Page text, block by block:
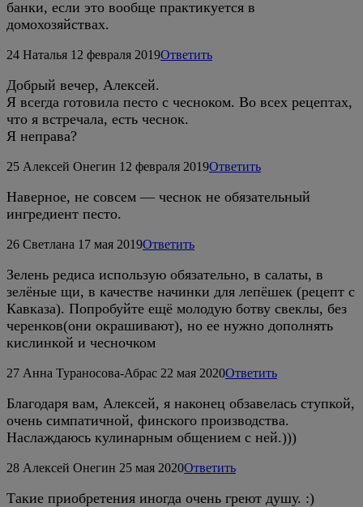
банки, если это вообще практикуется в
домохозяйствах.
24 Наталья 12 февраля 2019Ответить
Добрый вечер, Алексей.
Я всегда готовила песто с чесноком. Во всех рецептах,
что я встречала, есть чеснок.
Я неправа?
25 Алексей Онегин 12 февраля 2019Ответить
Наверное, не совсем — чеснок не обязательный
ингредиент песто.
26 Светлана 17 мая 2019Ответить
Зелень редиса использую обязательно, в салаты, в
зелёные щи, в качестве начинки для лепёшек (рецепт с
Кавказа). Попробуйте ещё молодую ботву свеклы, без
черенков(они окрашивают), но ее нужно дополнять
кислинкой и чесночком
27 Анна Тураносова-Абрас 22 мая 2020Ответить
Благодаря вам, Алексей, я наконец обзавелась ступкой,
очень симпатичной, финского производства.
Наслаждаюсь кулинарным общением с ней.)))
28 Алексей Онегин 25 мая 2020Ответить
Такие приобретения иногда очень греют душу. :)